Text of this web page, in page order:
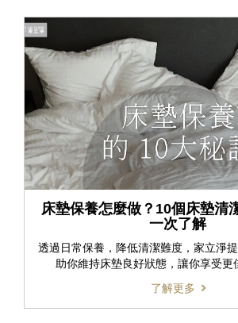
床墊保養怎麼做？10個床墊清
一次了解
透過日常保養，降低清潔難度，家立淨
助你維持床墊良好狀態，讓你享受更
了解更多